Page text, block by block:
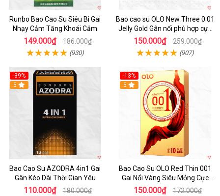
Runbo Bao Cao Su Siêu Bi Gai
Nhạy Cảm Tăng Khoái Cảm
149.000₫ 186.000₫
(930)
Bao cao su OLO New Three 0.01
Jelly Gold Gân nổi phù hợp cực
mỏng siêu mềm
150.000₫ 259.000₫
(907)
-39%
5
Bao Cao Su AZODRA 4in1 Gai
Gân Kéo Dài Thời Gian Yêu
110.000₫ 180.000₫
-13%
5
Bao Cao Su OLO Red Thin 001
Gai Nổi Vàng Siêu Mỏng Cực
Sướng
150.000₫ 172.000₫